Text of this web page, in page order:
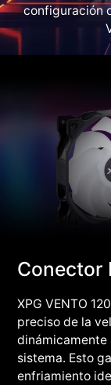
configuración
Conector
XPG VENTO
preciso de la
dinámicamente
sistema. Esto
enfriamiento